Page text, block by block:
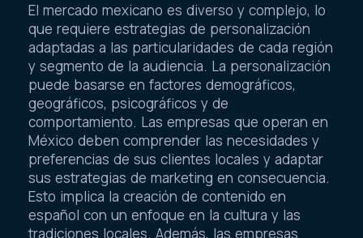
El mercado mexicano es diverso y complejo, lo
que requiere estrategias de personalización
adaptadas a las particularidades de cada región
y segmento de la audiencia. La personalización
puede basarse en factores demográficos,
geográficos, psicográficos y de
comportamiento. Las empresas que operan en
México deben comprender las necesidades y
preferencias de sus clientes locales y adaptar
sus estrategias de marketing en consecuencia.
Esto implica la creación de contenido en
español con un enfoque en la cultura y las
tradiciones locales. Además, las empresas